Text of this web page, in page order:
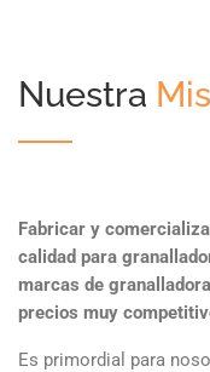
Nuestra
Fabricar y
calidad para
marcas de
precios muy
Es primordial para